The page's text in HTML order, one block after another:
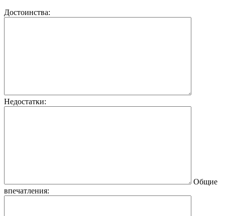
Достоинства:
Недостатки:
Общие
впечатления: